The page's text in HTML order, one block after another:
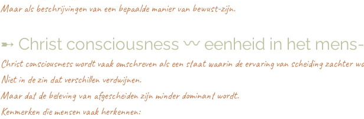
Maar als beschrijvingen van een bepaalde manier van bewust-zijn.
➸ Christ consciousness 〰️ eenheid in het
Christ consciousness wordt vaak omschreven als een staat waarin de ervaring van scheiding zachter
Niet in de zin dat verschillen verdwijnen.
Maar dat de beleving van afgescheiden zijn minder dominant wordt.
Kenmerken die mensen vaak herkennen: